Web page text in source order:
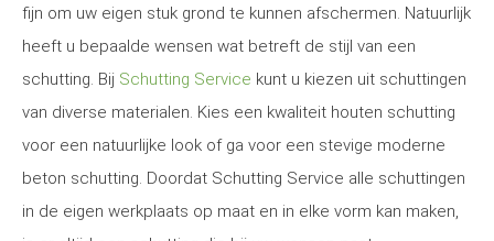
fijn om uw eigen stuk grond te kunnen afschermen. Natuurlijk
heeft u bepaalde wensen wat betreft de stijl van een
schutting. Bij Schutting Service kunt u kiezen uit schuttingen
van diverse materialen. Kies een kwaliteit houten schutting
voor een natuurlijke look of ga voor een stevige moderne
beton schutting. Doordat Schutting Service alle schuttingen
in de eigen werkplaats op maat en in elke vorm kan maken,